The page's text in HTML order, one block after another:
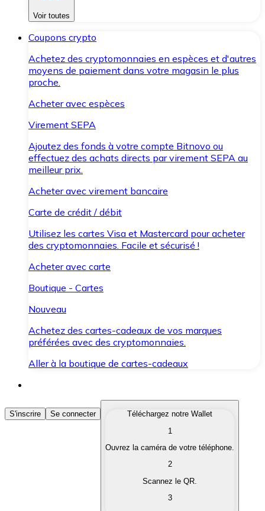
Voir toutes
Coupons crypto
Achetez des cryptomonnaies en espèces et d'autres
moyens de paiement dans votre magasin le plus
proche.
Acheter avec espèces
Virement SEPA
Ajoutez des fonds à votre compte Bitnovo ou
effectuez des achats directs par virement SEPA au
meilleur prix.
Acheter avec virement bancaire
Carte de crédit / débit
Utilisez les cartes Visa et Mastercard pour acheter
des cryptomonnaies. Facile et sécurisé !
Acheter avec carte
Boutique - Cartes
Nouveau
Achetez des cartes-cadeaux de vos marques
préférées avec des cryptomonnaies.
Aller à la boutique de cartes-cadeaux
Acheter des Cryptomonnaies
Achetez les cryptomonnaies qui vous intéressent
Convertissez vos cryptomonnaies en monnaie
S'inscrire Se connecter
Téléchargez notre Wallet
1
Ouvrez la caméra de votre téléphone.
2
Scannez le QR.
3